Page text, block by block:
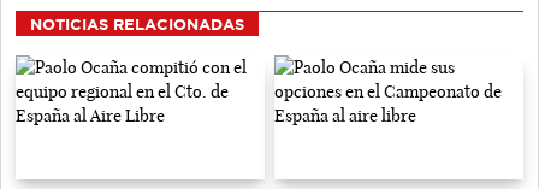
NOTICIAS RELACIONADAS